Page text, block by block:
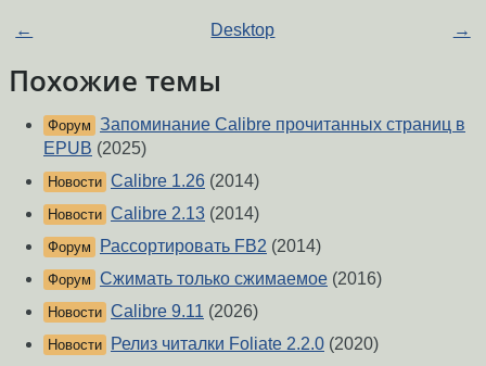
← Desktop →
Похожие темы
Форум Запоминание Calibre прочитанных страниц в
EPUB (2025)
Новости Calibre 1.26 (2014)
Новости Calibre 2.13 (2014)
Форум Рассортировать FB2 (2014)
Форум Сжимать только сжимаемое (2016)
Новости Calibre 9.11 (2026)
Новости Релиз читалки Foliate 2.2.0 (2020)